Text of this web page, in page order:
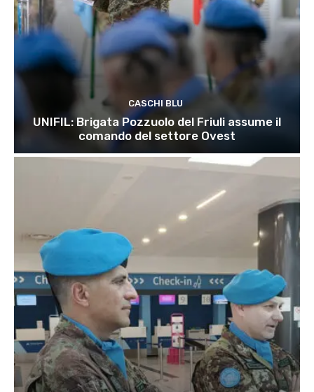
CASCHI BLU
UNIFIL: Brigata Pozzuolo del Friuli assume il
comando del settore Ovest